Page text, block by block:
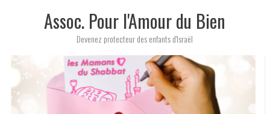
Assoc. Pour l'Amour du Bien
Devenez protecteur des enfants d'Israël